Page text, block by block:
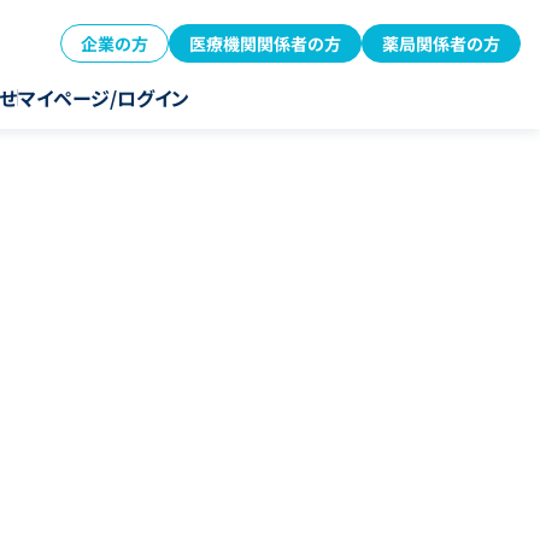
企業の方 医療機関関係者の方 薬局関係者の方
マイページ/ログイン